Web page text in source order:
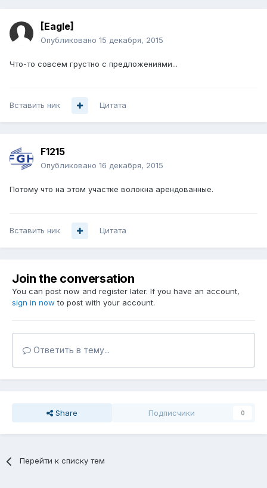
[Eagle]
Опубликовано 15 декабря, 2015
Что-то совсем грустно с предложениями...
Вставить ник Цитата
F1215
Опубликовано 16 декабря, 2015
Потому что на этом участке волокна арендованные.
Вставить ник Цитата
Join the conversation
You can post now and register later. If you have an account,
sign in now to post with your account.
Ответить в тему...
Share Подписчики 0
Перейти к списку тем